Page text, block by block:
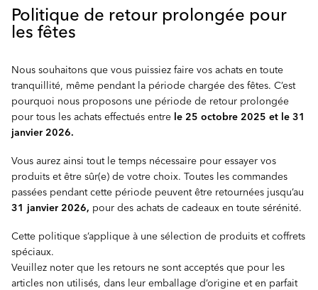
Politique de retour prolongée pour
les fêtes
Nous souhaitons que vous puissiez faire vos achats en toute
tranquillité, même pendant la période chargée des fêtes. C’est
pourquoi nous proposons une période de retour prolongée
pour tous les achats effectués entre le 25 octobre 2025 et le 31
janvier 2026.
Vous aurez ainsi tout le temps nécessaire pour essayer vos
produits et être sûr(e) de votre choix. Toutes les commandes
passées pendant cette période peuvent être retournées jusqu’au
31 janvier 2026, pour des achats de cadeaux en toute sérénité.
Cette politique s’applique à une sélection de produits et coffrets
spéciaux.
Veuillez noter que les retours ne sont acceptés que pour les
articles non utilisés, dans leur emballage d’origine et en parfait